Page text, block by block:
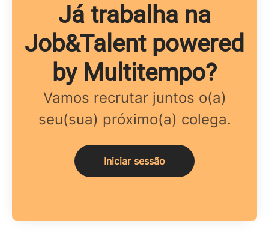
Já trabalha na
Job&Talent powered
by Multitempo?
Vamos recrutar juntos o(a)
seu(sua) próximo(a) colega.
Iniciar sessão